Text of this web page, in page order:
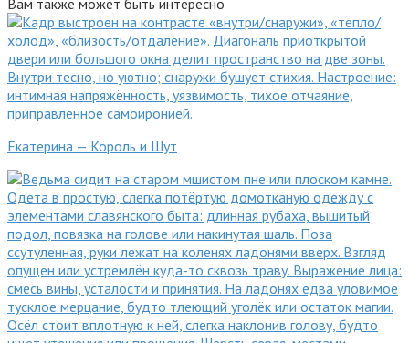
Вам также может быть интересно
Екатерина — Король и Шут